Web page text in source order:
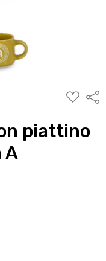
ALLA
piattino
A